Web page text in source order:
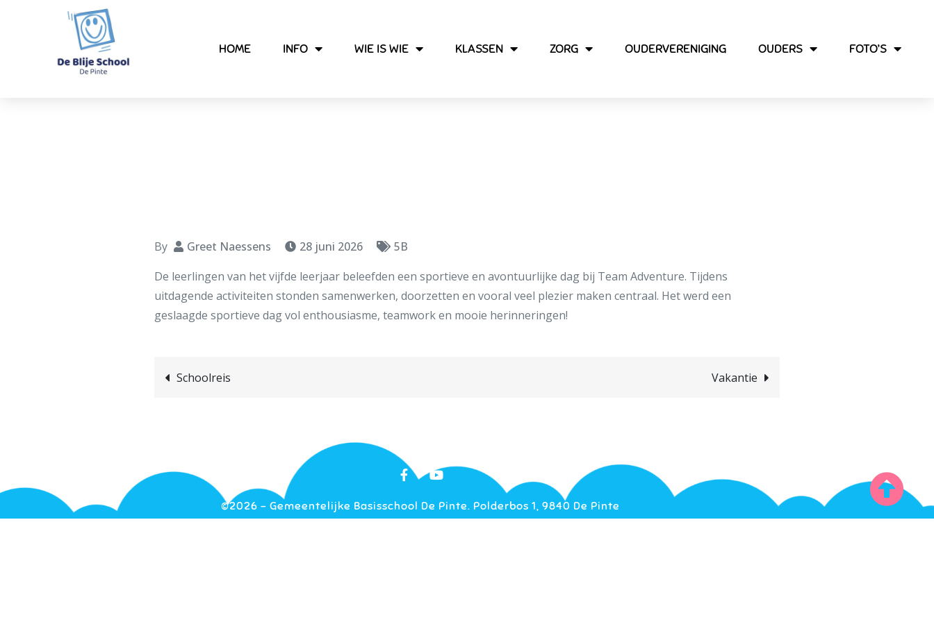
HOME INFO WIE IS WIE KLASSEN ZORG OUDERVERENIGING OUDERS FOTO’S
By Greet Naessens 28 juni 2026
5B
De leerlingen van het vijfde leerjaar beleefden een sportieve en avontuurlijke dag bij Team Adventure. Tijdens
uitdagende activiteiten stonden samenwerken, doorzetten en vooral veel plezier maken centraal. Het werd een
geslaagde sportieve dag vol enthousiasme, teamwork en mooie herinneringen!
Schoolreis Vakantie
©2026 - Gemeentelijke Basisschool De Pinte. Polderbos 1, 9840 De Pinte